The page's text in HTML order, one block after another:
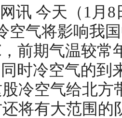
讯 今天（1月
空气将影响我
前期气温较常
时冷空气的到
冷空气给北方
将有大范围的